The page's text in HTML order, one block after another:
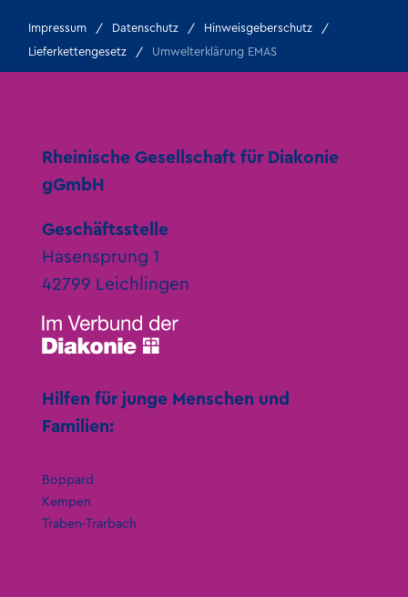
Impressum Datenschutz Hinweisgeberschutz
Lieferkettengesetz Umwelterklärung EMAS
Rheinische Gesellschaft für Diakonie
gGmbH
Geschäftsstelle
Hasensprung 1
42799 Leichlingen
Hilfen für junge Menschen und
Familien:
Boppard
Kempen
Traben-Trarbach